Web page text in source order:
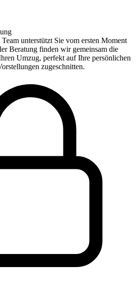
unterstützt Sie vom ersten Moment
Beratung finden wir gemeinsam die
Umzug, perfekt auf Ihre persönlichen
zugeschnitten.